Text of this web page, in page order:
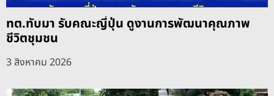
ทต.ทับมา รับคณะญี่ปุ่น ดูงานการพัฒนาคุณภาพ
ชีวิตชุมชน
3 สิงหาคม 2026